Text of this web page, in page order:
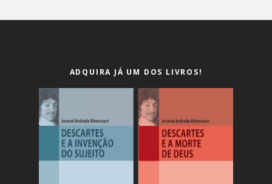
ADQUIRA JÁ UM DOS LIVROS!